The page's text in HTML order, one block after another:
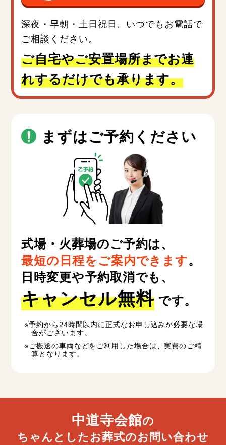
深夜・早朝・土日祝日、いつでもお電話で
ご相談ください。
ご自宅やご安置場所までお連
れするだけでも承ります。
まずはご予約ください
式場・火葬場のご予約は、
最短の日程をご案内できます。
日時変更や予約取消でも、
キャンセル無料です。
予約から24時間以内に正式なお申し込みが必要な場
合がございます。
ご搬送の車両などをご利用した場合は、実費のご精
算となります。
中道寺会館の
ちゃんとしたお葬式のお問い合わせ